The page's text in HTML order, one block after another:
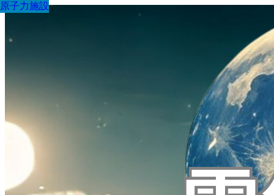
原子力施設
原子力施設
原子力施設
原子力施設
原子力施設
原子力施設
原子力施設
原子力施設
原子力施設